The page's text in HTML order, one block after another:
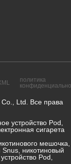
политика
Ltd. Все права
устройство Pod,
сигарета
мешочка,
никотиновый
Pod,